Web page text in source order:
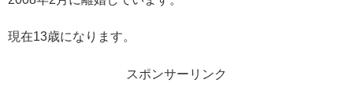
現在13歳になります。
スポンサーリンク